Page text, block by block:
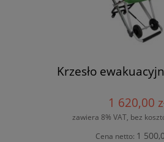
Krzesło
1 620,00
zawiera 8% VAT, bez
Cena netto: 1